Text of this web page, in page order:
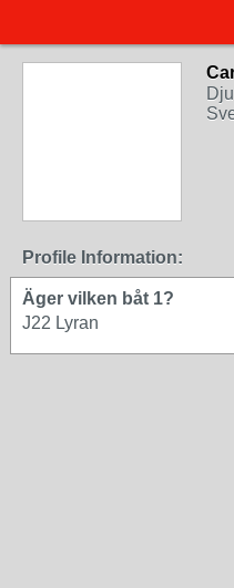
Profile Information:
Äger vilken båt 1?
J22 Lyran